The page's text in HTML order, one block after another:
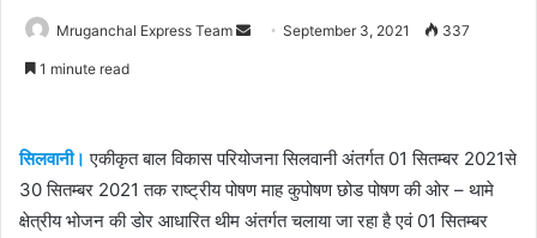
Mruganchal Express Team
Send September 3, 2021 337
1 minute read
सिलवानी।एकीकृत बाल विकास परियोजना सिलवानी अंतर्गत 01 सितम्बर 2021से
30 सितम्बर 2021 तक राष्ट्रीय पोषण माह कुपोषण छोड पोषण की ओर – थामे
क्षेत्रीय भोजन की डोर आधारित थीम अंतर्गत चलाया जा रहा है एवं 01 सितम्बर